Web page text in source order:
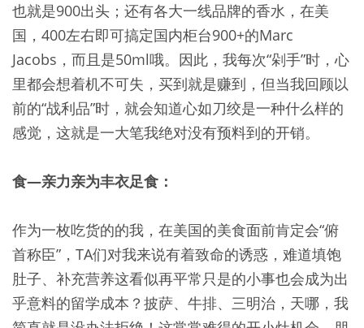
也就是900出头；还有各大一线品牌的香水，在美
国，400左右即可搞定国内柜台900+的Marc
Jacobs，而且是50ml哦。因此，我每次“剁手”时，心
里都会想着机不可失，买到就是赚到，但当我回顾以
前的“战利品”时，就会知道心如刀绞是一种什么样的
感觉，这就是一大笔我绝对没有预料到的开销。
食—亲力亲为丰衣足食：
作为一枚吃货的的我，在美国的美食面前肯定会“俯
首称臣”，TA们对我来说有着致命的诱惑，难道填饱
肚子、补充营养这看似再平常只是的小事也会成为出
乎意料的留学成本？披萨、牛排、三明治，天哪，我